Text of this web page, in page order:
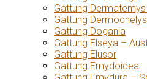
Gattung
Gattung Dermochelys
Gattung Dogania
Gattung Elseya –
Gattung Elusor
Gattung Emydoidea